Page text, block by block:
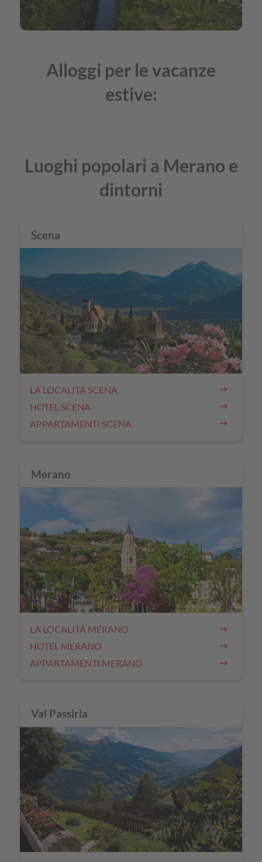
e
Val
Senales
Alloggi per le vacanze
estive:
Luoghi popolari a Merano e
dintorni
Scena
LA LOCALITÁ SCENA
HOTEL SCENA
APPARTAMENTI SCENA
Merano
LA LOCALITÁ MERANO
HOTEL MERANO
APPARTAMENTI MERANO
Val Passiria